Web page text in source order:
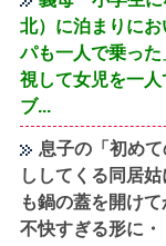
北）に泊まりに
パも一人で乗っ
視して女児を一
ブ...
息子の「初め
ししてくる同居
も鍋の蓋を開け
不快すぎる形に・